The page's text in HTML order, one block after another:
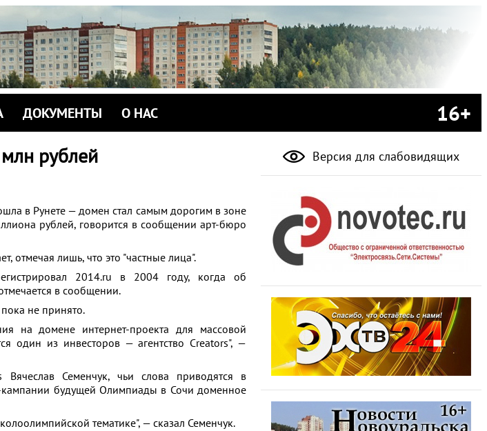
ДОКУМЕНТЫ О НАС 16+
рублей
в Рунете — домен стал самым дорогим в зоне
рублей, говорится в сообщении арт-бюро
отмечая лишь, что это "частные лица".
2014.ru в 2004 году, когда об
в сообщении.
не принято.
на домене интернет-проекта для массовой
один из инвесторов — агентство Creators", —
Вячеслав Семенчук, чьи слова приводятся в
будущей Олимпиады в Сочи доменное
тематике", — сказал Семенчук.
Версия для слабовидящих